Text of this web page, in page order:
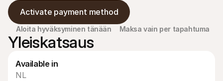
Activate payment method
Aloita hyväksyminen tänään Maksa vain per tapahtuma
Yleiskatsaus
Available in
NL
Hyväksyntä & Riski
Yhteistyökumppanit
Tutustu Agency Partner Program -ohjelmaamme